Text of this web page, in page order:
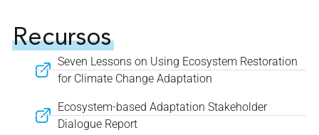
Recursos
Seven Lessons on Using Ecosystem Restoration
for Climate Change Adaptation
Ecosystem-based Adaptation Stakeholder
Dialogue Report